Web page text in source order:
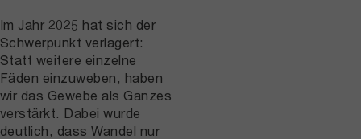
Im Jahr 2025 hat sich der
Schwerpunkt verlagert:
Statt weitere einzelne
Fäden einzuweben, haben
wir das Gewebe als Ganzes
verstärkt. Dabei wurde
deutlich, dass Wandel nur